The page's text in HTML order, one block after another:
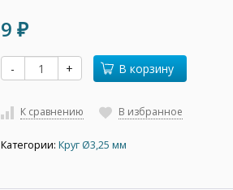
9 ₽
- + В корзину
К сравнению В избранное
Категории: Круг Ø3,25 мм